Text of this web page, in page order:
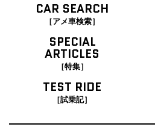
CAR SEARCH
［アメ車検索］
SPECIAL
ARTICLES
［特集］
TEST RIDE
［試乗記］